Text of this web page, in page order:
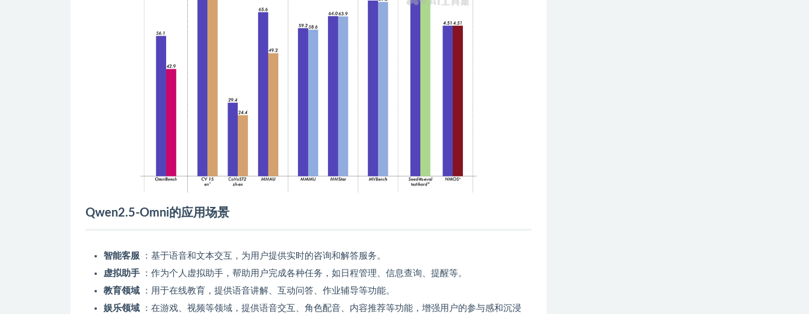
Qwen2.5-Omni的应用场景
智能客服 ：基于语音和文本交互，为用户提供实时的咨询和解答服务。
虚拟助手 ：作为个人虚拟助手，帮助用户完成各种任务，如日程管理、信息查询、提醒等。
教育领域 ：用于在线教育，提供语音讲解、互动问答、作业辅导等功能。
娱乐领域 ：在游戏、视频等领域，提供语音交互、角色配音、内容推荐等功能，增强用户的参与感和沉浸